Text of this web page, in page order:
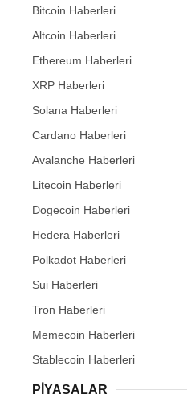
Bitcoin Haberleri
Altcoin Haberleri
Ethereum Haberleri
XRP Haberleri
Solana Haberleri
Cardano Haberleri
Avalanche Haberleri
Litecoin Haberleri
Dogecoin Haberleri
Hedera Haberleri
Polkadot Haberleri
Sui Haberleri
Tron Haberleri
Memecoin Haberleri
Stablecoin Haberleri
PIYASALAR